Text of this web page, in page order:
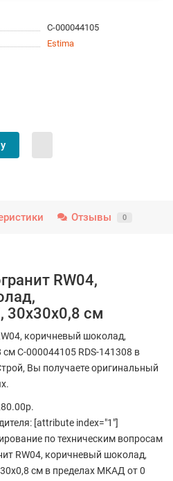
С-000044105
Estima
Отзывы 0
RW04,
30x30x0,8 см
коричневый шоколад,
С-000044105 RDS-141308 в
Вы получаете оригинальный
[attribute index="1"]
по техническим вопросам
RW04, коричневый шоколад,
см в пределах МКАД от 0